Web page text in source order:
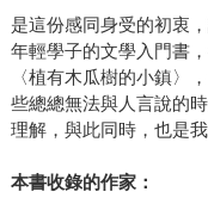
是這份感同身受的初衷
年輕學子的文學入門書
〈植有木瓜樹的小鎮〉
些總總無法與人言說的
理解，與此同時，也是
本書收錄的作家：